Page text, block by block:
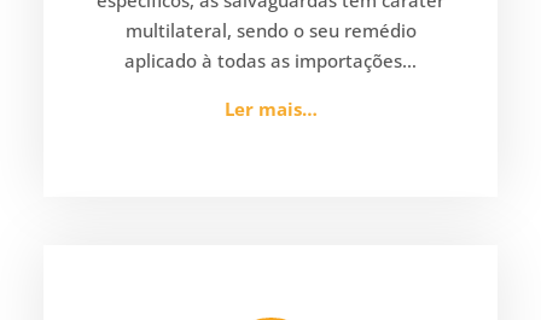
multilateral, sendo o seu remédio
aplicado à todas as importações…
Ler mais…